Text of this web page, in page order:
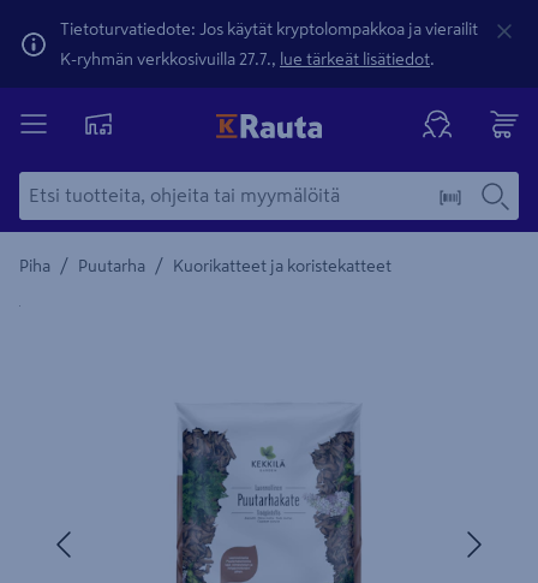
Tietoturvatiedote: Jos käytät kryptolompakkoa ja vierailit
K-ryhmän verkkosivuilla 27.7., lue tärkeät lisätiedot.
Piha / Puutarha / Kuorikatteet ja koristekatteet
Yksityiskohtainen kuvaus löytyy Tuotteen kuvaus -